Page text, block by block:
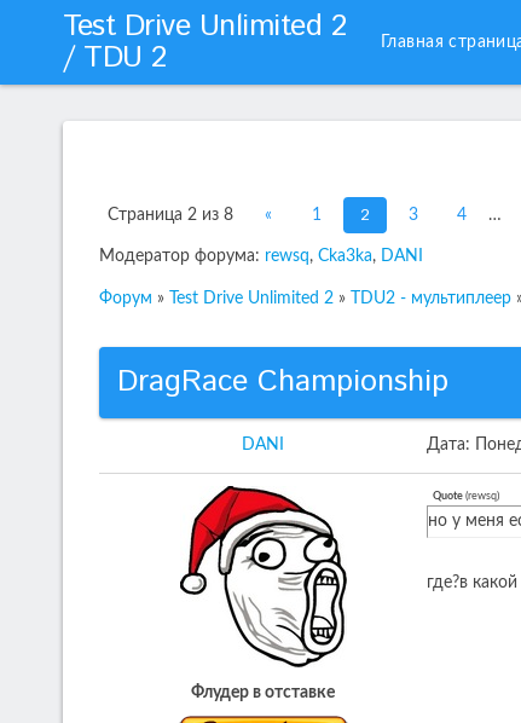
Test Drive Unlimited 2
/ TDU 2 Главная
Страница 2 из 8 « 1 2 3 4 …
Модератор форума: rewsq, Cka3ka, DANI
Форум » Test Drive Unlimited 2 » TDU2 - мультиплеер
DragRace Championship
DANI Дата:
Флудер в отставке
Quote (rewsq)
но у меня
где?в какой